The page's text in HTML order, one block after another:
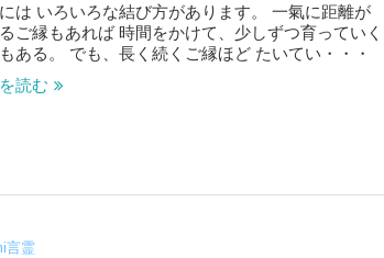
は いろいろな結び方があります。 一氣に距離が
ご縁もあれば 時間をかけて、少しずつ育っていく
ある。 でも、長く続くご縁ほど たいてい・・・
読む
言霊